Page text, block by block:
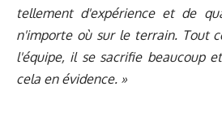
tellement d'expérience et de
n'importe où sur le terrain. Tout
l'équipe, il se sacrifie beaucoup
cela en évidence. »